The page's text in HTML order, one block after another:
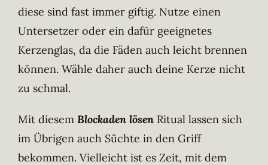
diese sind fast immer giftig. Nutze einen
Untersetzer oder ein dafür geeignetes
Kerzenglas, da die Fäden auch leicht brennen
können. Wähle daher auch deine Kerze nicht
zu schmal.
Mit diesem Blockaden lösen Ritual lassen sich
im Übrigen auch Süchte in den Griff
bekommen. Vielleicht ist es Zeit, mit dem